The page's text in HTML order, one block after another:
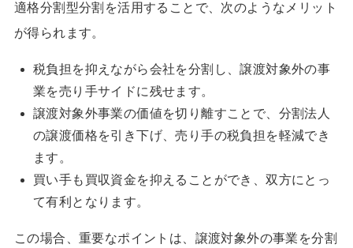
適格分割型分割を活用することで、次のようなメリット
が得られます。
税負担を抑えながら会社を分割し、譲渡対象外の事
業を売り手サイドに残せます。
譲渡対象外事業の価値を切り離すことで、分割法人
の譲渡価格を引き下げ、売り手の税負担を軽減でき
ます。
買い手も買収資金を抑えることができ、双方にとっ
て有利となります。
この場合、重要なポイントは、譲渡対象外の事業を分割